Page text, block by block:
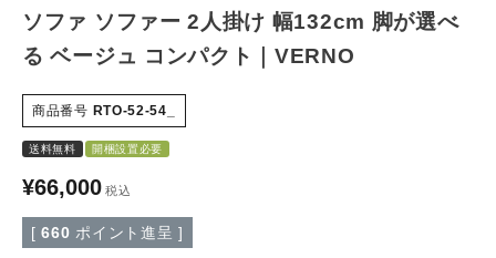
ご利用ガイド
プライバシーポリシー
特定商取引法について
会社概要
よくある質問
ソファ ソファー 2人掛け 幅132cm 脚が選べ
る ベージュ コンパクト｜VERNO
商品番号 RTO-52-54_
送料無料 開梱設置必要
¥66,000 税込
[ 660 ポイント進呈 ]